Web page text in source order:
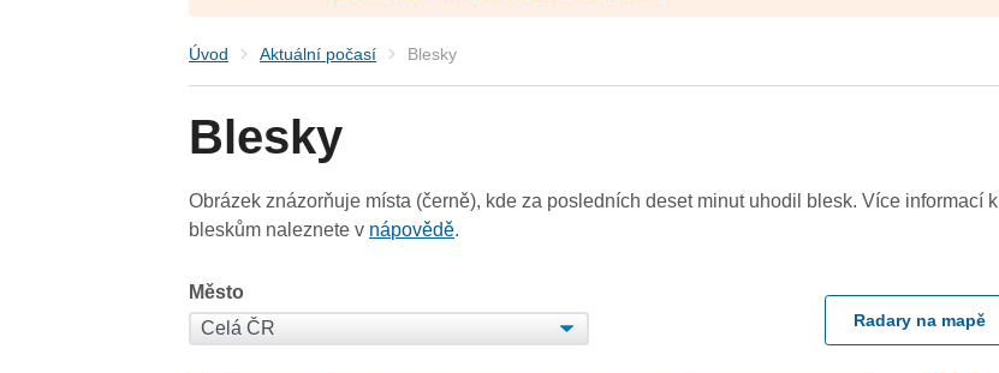
Úvod Aktuální počasí Blesky
Blesky
Obrázek znázorňuje místa (černě), kde za posledních deset minut uhodil blesk. Více informací k
bleskům naleznete v nápovědě.
Město
Radary na mapě